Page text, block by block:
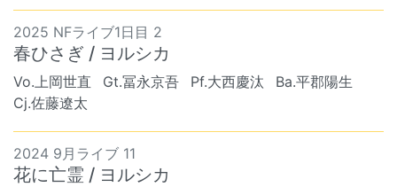
2025 NFライブ1日目 2
春ひさぎ / ヨルシカ
Vo.上岡世直 Gt.冨永京吾 Pf.大西慶汰
Ba.平郡陽生
Cj.佐藤遼太
2024 9月ライブ 11
花に亡霊 / ヨルシカ